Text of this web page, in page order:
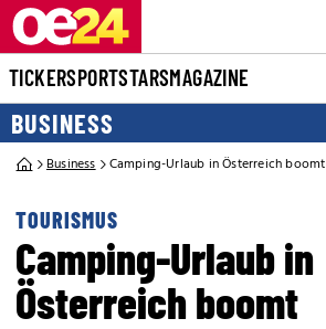
TICKERSPORTSTARSMAGAZINE
BUSINESS
Business Camping-Urlaub in Österreich boomt
TOURISMUS
Camping-Urlaub in
Österreich boomt